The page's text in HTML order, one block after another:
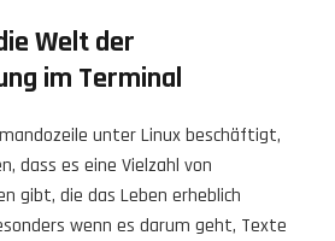
Welt der
im Terminal
unter Linux beschäftigt,
dass es eine Vielzahl von
gibt, die das Leben erheblich
wenn es darum geht, Texte